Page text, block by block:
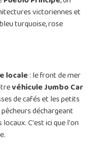
victoriennes et
turquoise, rose
locale: le front de mer
véhicule Jumbo Car
de cafés et les petits
déchargeant
C'est ici que l'on